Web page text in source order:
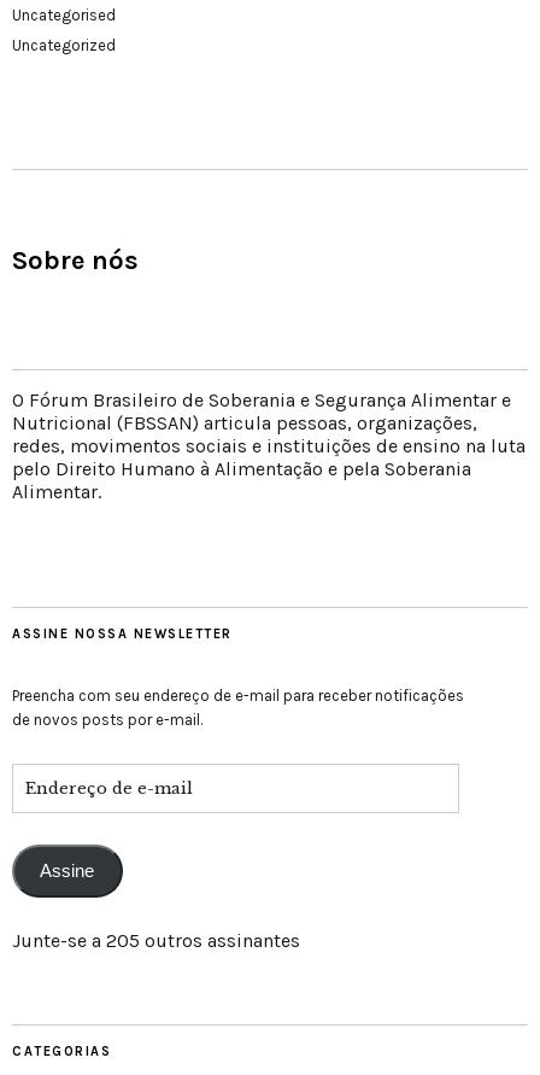
Uncategorised
Uncategorized
Sobre nós
O Fórum Brasileiro de Soberania e Segurança Alimentar e
Nutricional (FBSSAN) articula pessoas, organizações,
redes, movimentos sociais e instituições de ensino na luta
pelo Direito Humano à Alimentação e pela Soberania
Alimentar.
ASSINE NOSSA NEWSLETTER
Preencha com seu endereço de e-mail para receber notificações
de novos posts por e-mail.
Assine
Junte-se a 205 outros assinantes
CATEGORIAS